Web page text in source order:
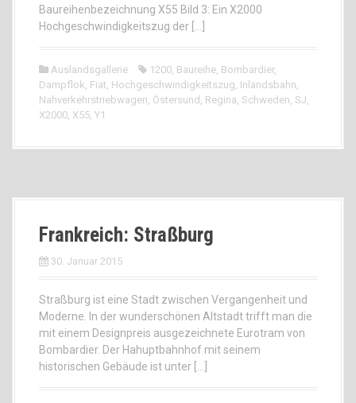
Baureihenbezeichnung X55 Bild 3: Ein X2000
Hochgeschwindigkeitszug der […]
Auslandsgallerie 1200, Baureihe, Bombardier,
Dampflok, Fiat, Hochgeschwindigkeitszug, Inlandsbahn,
Nahverkehrstriebwagen, Östersund , Regina, Schweden, SJ,
X2000, X55, Y1
Frankreich: Straßburg
30. Januar 2015
Straßburg ist eine Stadt zwischen Vergangenheit und
Moderne. In der wunderschönen Altstadt trifft man die
mit einem Designpreis ausgezeichnete Eurotram von
Bombardier. Der Hahuptbahnhof mit seinem
historischen Gebäude ist unter […]